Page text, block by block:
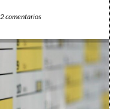
2 comentarios